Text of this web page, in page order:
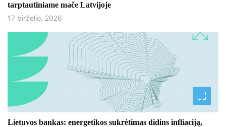
tarptautiniame mače Latvijoje
17 birželio, 2026
Lietuvos bankas: energetikos sukrėtimas didins infliaciją,